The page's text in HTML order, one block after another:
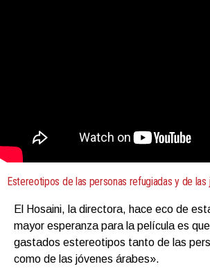
Estereotipos de las personas refugiadas y de las
El Hosaini, la directora, hace eco de
mayor esperanza para la película es
gastados estereotipos tanto de las
como de las jóvenes árabes».